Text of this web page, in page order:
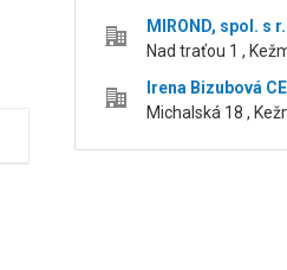
MIROND, spol. s
Nad traťou 1 ,
Irena Bizubová
Michalská 18 ,